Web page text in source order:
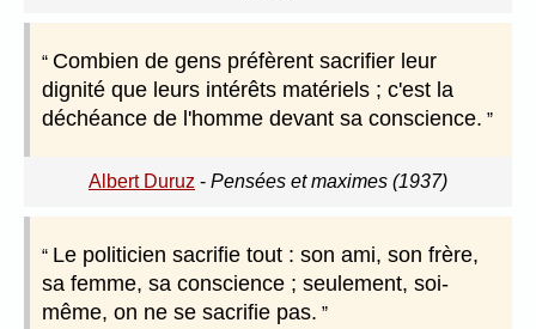
Combien de gens préfèrent sacrifier leur
dignité que leurs intérêts matériels ; c'est la
déchéance de l'homme devant sa conscience.
Albert Duruz - Pensées et maximes (1937)
Le politicien sacrifie tout : son ami, son frère,
sa femme, sa conscience ; seulement, soi-
même, on ne se sacrifie pas.